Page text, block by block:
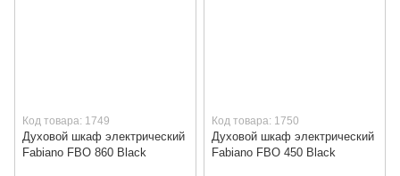
Код товара: 1749
Духовой шкаф электрический
Fabiano FBO 860 Black
Код товара: 1750
Духовой шкаф электрический
Fabiano FBO 450 Black